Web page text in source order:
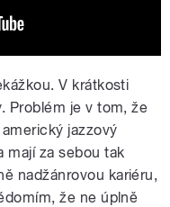
V krátkosti
Problém je v tom, že
jazzový
mají za sebou tak
nadžánrovou kariéru,
že ne úplně